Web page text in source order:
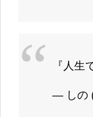
『人生
— しの